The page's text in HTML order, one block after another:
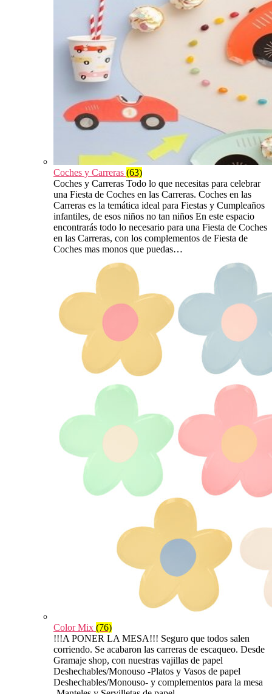
Coches y Carreras (63)
Coches y Carreras Todo lo que necesitas para celebrar
una Fiesta de Coches en las Carreras. Coches en las
Carreras es la temática ideal para Fiestas y Cumpleaños
infantiles, de esos niños no tan niños En este espacio
encontrarás todo lo necesario para una Fiesta de Coches
en las Carreras, con los complementos de Fiesta de
Coches mas monos que puedas…
Color Mix (76)
!!!A PONER LA MESA!!! Seguro que todos salen
corriendo. Se acabaron las carreras de escaqueo. Desde
Gramaje shop, con nuestras vajillas de papel
Deshechables/Monouso -Platos y Vasos de papel
Deshechables/Monouso- y complementos para la mesa